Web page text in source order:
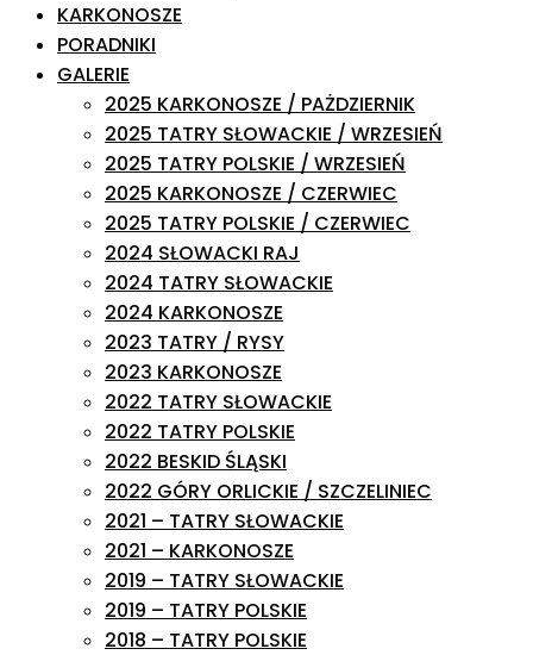
KARKONOSZE
PORADNIKI
GALERIE
2025 KARKONOSZE / PAŻDZIERNIK
2025 TATRY SŁOWACKIE / WRZESIEŃ
2025 TATRY POLSKIE / WRZESIEŃ
2025 KARKONOSZE / CZERWIEC
2025 TATRY POLSKIE / CZERWIEC
2024 SŁOWACKI RAJ
2024 TATRY SŁOWACKIE
2024 KARKONOSZE
2023 TATRY / RYSY
2023 KARKONOSZE
2022 TATRY SŁOWACKIE
2022 TATRY POLSKIE
2022 BESKID ŚLĄSKI
2022 GÓRY ORLICKIE / SZCZELINIEC
2021 – TATRY SŁOWACKIE
2021 – KARKONOSZE
2019 – TATRY SŁOWACKIE
2019 – TATRY POLSKIE
2018 – TATRY POLSKIE